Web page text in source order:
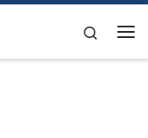
Search